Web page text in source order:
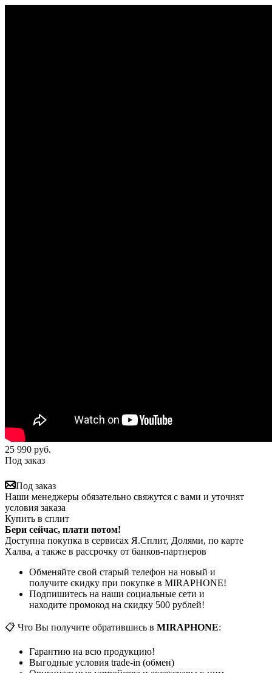
25 990 руб.
Под заказ
Под заказ
Наши менеджеры обязательно свяжутся с вами и уточнят
условия заказа
Купить в сплит
Бери сейчас, плати потом!
Доступна покупка в сервисах Я.Сплит, Долями, по карте
Халва, а также в рассрочку от банков-партнеров
Обменяйте свой старый телефон на новый и
получите скидку при покупке в MIRAPHONE!
Подпишитесь на наши социальные сети и
находите промокод на скидку 500 рублей!
📋 Что Вы получите обратившись в MIRAPHONE:
Гарантию на всю продукцию!
Выгодные условия trade-in (обмен)